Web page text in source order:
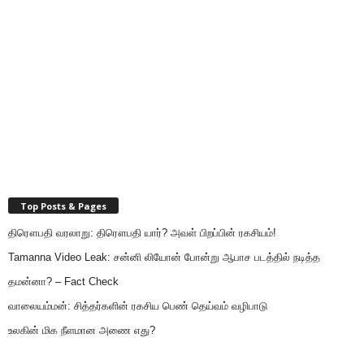
Top Posts & Pages
திரௌபதி வரலாறு: திரௌபதி யார்? அவள் பிறப்பின் ரகசியம்!
Tamanna Video Leak: சன்னி லியோன் போன்று ஆபாச படத்தில் நடித்த
தமன்னா? – Fact Check
வாலையம்மன்: சித்தர்களின் ரகசிய பெண் தெய்வம் வழிபாடு
உலகின் மிக நீளமான அணை எது?